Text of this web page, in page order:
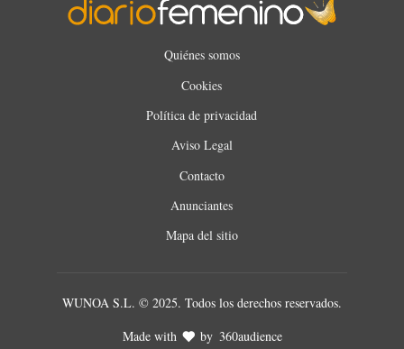
Quiénes somos
Cookies
Política de privacidad
Aviso Legal
Contacto
Anunciantes
Mapa del sitio
WUNOA S.L. © 2025. Todos los derechos reservados.
Made with
by 360audience